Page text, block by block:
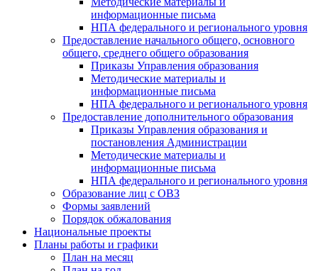
информационные письма
НПА федерального и регионального уровня
Предоставление начального общего, основного
общего, среднего общего образования
Приказы Управления образования
Методические материалы и
информационные письма
НПА федерального и регионального уровня
Предоставление дополнительного образования
Приказы Управления образования и
постановления Администрации
Методические материалы и
информационные письма
НПА федерального и регионального уровня
Образование лиц с ОВЗ
Формы заявлений
Порядок обжалования
Национальные проекты
Планы работы и графики
План на месяц